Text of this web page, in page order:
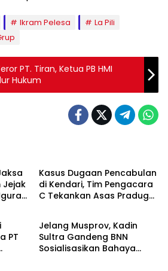
Ikram Pelesa
La Pili
PT. Tiran, Ketua PB HMI
Hukum
Jejak
Kasus Dugaan Pencabulan
di Kendari, Tim Pengacara
C Tekankan Asas Praduga
PT
News
Jelang Musprov, Kadin
Sultra Gandeng BNN
Sosialisasikan Bahaya
News